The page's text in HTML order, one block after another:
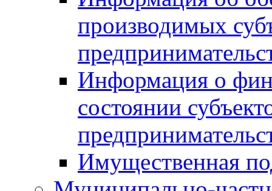
производимых
Информация о
состоянии
Имущественная